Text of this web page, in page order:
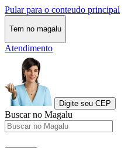
Pular para o conteudo principal
Tem no magalu
Atendimento
Digite seu CEP
Buscar no Magalu